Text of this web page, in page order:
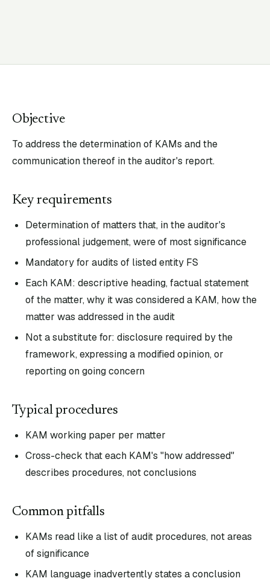
Objective
To address the determination of KAMs and the
communication thereof in the auditor's report.
Key requirements
Determination of matters that, in the auditor's
professional judgement, were of most significance
Mandatory for audits of listed entity FS
Each KAM: descriptive heading, factual statement
of the matter, why it was considered a KAM, how the
matter was addressed in the audit
Not a substitute for: disclosure required by the
framework, expressing a modified opinion, or
reporting on going concern
Typical procedures
KAM working paper per matter
Cross-check that each KAM's "how addressed"
describes procedures, not conclusions
Common pitfalls
KAMs read like a list of audit procedures, not areas
of significance
KAM language inadvertently states a conclusion